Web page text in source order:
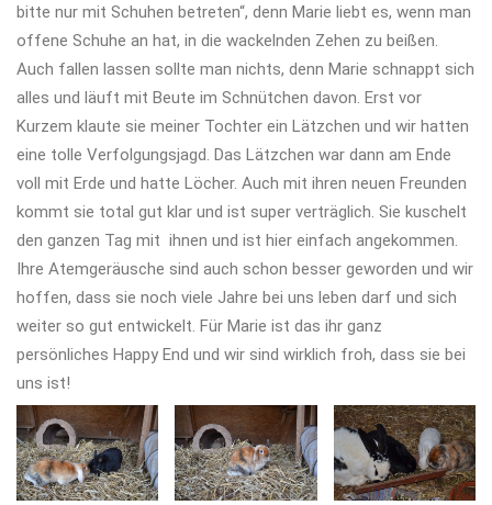
bitte nur mit Schuhen betreten“, denn Marie liebt es, wenn man
offene Schuhe an hat, in die wackelnden Zehen zu beißen.
Auch fallen lassen sollte man nichts, denn Marie schnappt sich
alles und läuft mit Beute im Schnütchen davon. Erst vor
Kurzem klaute sie meiner Tochter ein Lätzchen und wir hatten
eine tolle Verfolgungsjagd. Das Lätzchen war dann am Ende
voll mit Erde und hatte Löcher. Auch mit ihren neuen Freunden
kommt sie total gut klar und ist super verträglich. Sie kuschelt
den ganzen Tag mit ihnen und ist hier einfach angekommen.
Ihre Atemgeräusche sind auch schon besser geworden und wir
hoffen, dass sie noch viele Jahre bei uns leben darf und sich
weiter so gut entwickelt. Für Marie ist das ihr ganz
persönliches Happy End und wir sind wirklich froh, dass sie bei
uns ist!